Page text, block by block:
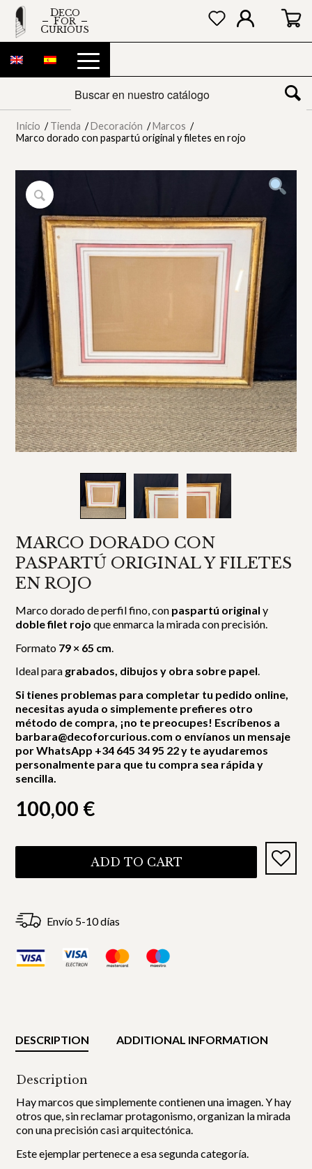
DECO
FOR
CURIOUS
Inicio / Tienda / Decoración / Marcos /
Marco dorado con paspartú original y filetes en rojo
MARCO DORADO CON
PASPARTÚ ORIGINAL Y FILETES
EN ROJO
Marco dorado de perfil fino, con paspartú original y
doble filet rojo que enmarca la mirada con precisión.
Formato 79 × 65 cm
Ideal para grabados, dibujos y obra sobre papel.
Si tienes problemas para completar tu pedido online,
necesitas ayuda o simplemente prefieres otro
método de compra, ¡no te preocupes! Escríbenos a
barbara@decoforcurious.com o envíanos un mensaje
por WhatsApp +34 645 34 95 22 y te ayudaremos
personalmente para que tu compra sea rápida y
sencilla.
100,00 €
ADD TO CART
Envío 5-10 días
DESCRIPTION ADDITIONAL INFORMATION
Description
Hay marcos que simplemente contienen una imagen. Y hay
otros que, sin reclamar protagonismo, organizan la mirada
con una precisión casi arquitectónica.
Este ejemplar pertenece a esa segunda categoría.